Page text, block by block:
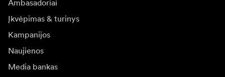
Ambasadoriai
Įkvėpimas & turinys
Kampanijos
Naujienos
Media bankas